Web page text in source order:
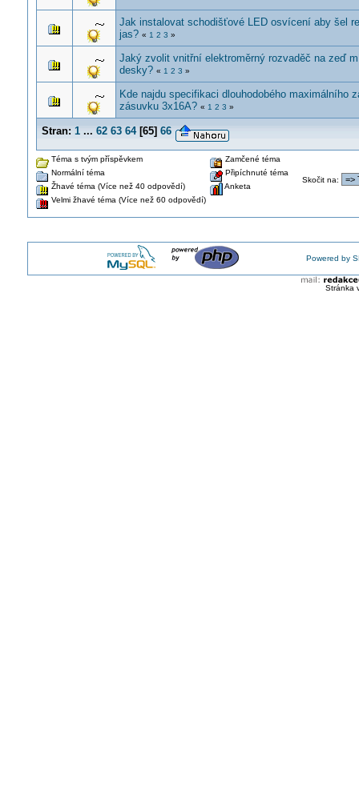
Jak instalovat schodišťové LED osvícení aby šel
jas? « 1 2 3 »
Jaký zvolit vnitřní elektroměrný rozvaděč na zeď
desky? « 1 2 3 »
Kde najdu specifikaci dlouhodobého maximálního
zásuvku 3x16A? « 1 2 3 »
Stran: 1 ... 62 63 64[65] 66
Téma s tvým příspěvkem
Normální téma
Žhavé téma (Více než 40 odpovědí)
Velmi žhavé téma (Více než 60 odpovědí)
Zamčené téma
Připíchnuté téma
Anketa
Skočit na:
Powered by
Stránka